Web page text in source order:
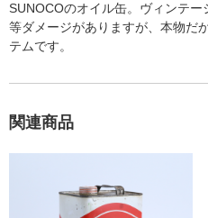
SUNOCOのオイル缶。ヴィンテ
等ダメージがありますが、本物だ
テムです。
関連商品